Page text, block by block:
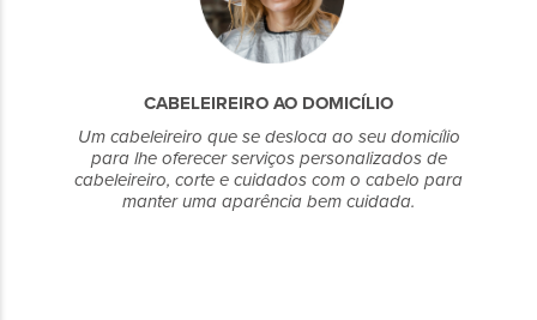
CABELEIREIRO AO DOMICÍLIO
Um cabeleireiro que se desloca ao seu domicílio
para lhe oferecer serviços personalizados de
cabeleireiro, corte e cuidados com o cabelo para
manter uma aparência bem cuidada.